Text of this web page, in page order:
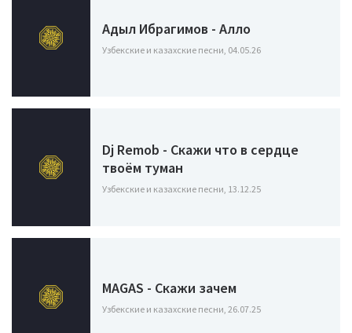
Адыл Ибрагимов - Алло
Узбекские и казахские песни, 04.05.26
Dj Remob - Скажи что в сердце
твоём туман
Узбекские и казахские песни, 13.12.25
MAGAS - Скажи зачем
Узбекские и казахские песни, 26.07.25